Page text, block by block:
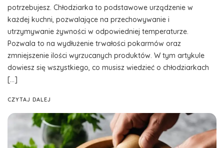
potrzebujesz. Chłodziarka to podstawowe urządzenie w
każdej kuchni, pozwalające na przechowywanie i
utrzymywanie żywności w odpowiedniej temperaturze.
Pozwala to na wydłużenie trwałości pokarmów oraz
zmniejszenie ilości wyrzucanych produktów. W tym artykule
dowiesz się wszystkiego, co musisz wiedzieć o chłodziarkach
[…]
CZYTAJ DALEJ